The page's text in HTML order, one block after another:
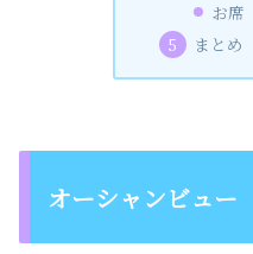
お席
まとめ
オーシャンビュー